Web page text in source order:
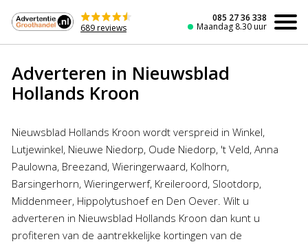
de
inhoud
689 reviews
085 27 36 338
Maandag 8.30 uur
Adverteren in Nieuwsblad
Hollands Kroon
Nieuwsblad Hollands Kroon wordt verspreid in Winkel,
Lutjewinkel, Nieuwe Niedorp, Oude Niedorp, 't Veld, Anna
Paulowna, Breezand, Wieringerwaard, Kolhorn,
Barsingerhorn, Wieringerwerf, Kreileroord, Slootdorp,
Middenmeer, Hippolytushoef en Den Oever. Wilt u
adverteren in Nieuwsblad Hollands Kroon dan kunt u
profiteren van de aantrekkelijke kortingen van de